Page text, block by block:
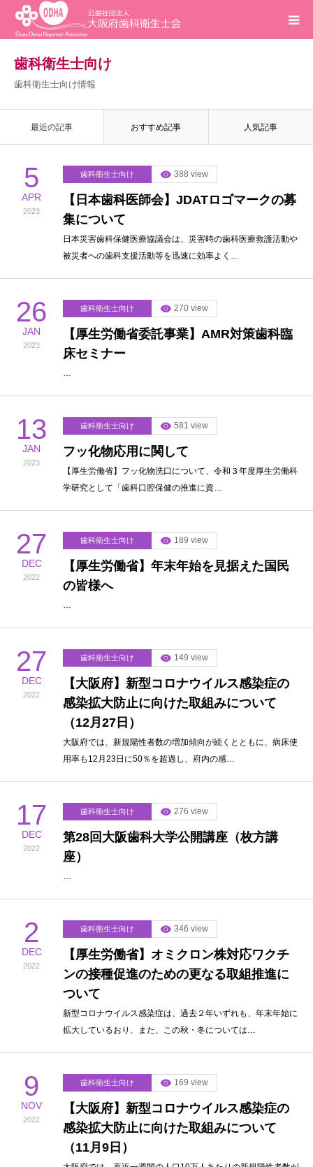
歯科衛生士向け
歯科衛生士向け情報
最近の記事 おすすめ記事 人気記事
5
APR
2023
歯科衛生士向け 388 view
【日本歯科医師会】JDATロゴマークの募
集について
日本災害歯科保健医療協議会は、災害時の歯科医療救護活動や
被災者への歯科支援活動等を迅速に効率よく…
26
JAN
2023
歯科衛生士向け 270 view
【厚⽣労働省委託事業】AMR対策⻭科臨
床セミナー
…
13
JAN
2023
歯科衛生士向け 581 view
フッ化物応用に関して
【厚生労働省】フッ化物洗口について、令和３年度厚生労働科
学研究として「歯科口腔保健の推進に資…
27
DEC
2022
歯科衛生士向け 189 view
【厚生労働省】年末年始を見据えた国民
の皆様へ
…
27
DEC
2022
歯科衛生士向け 149 view
【大阪府】新型コロナウイルス感染症の
感染拡大防止に向けた取組みについて
（12月27日）
大阪府では、新規陽性者数の増加傾向が続くとともに、病床使
用率も12月23日に50％を超過し、府内の感…
17
DEC
2022
歯科衛生士向け 276 view
第28回大阪歯科大学公開講座（枚方講
座）
…
2
DEC
2022
歯科衛生士向け 346 view
【厚生労働省】オミクロン株対応ワクチ
ンの接種促進のための更なる取組推進に
ついて
新型コロナウイルス感染症は、過去２年いずれも、年末年始に
拡大しているおり、また、この秋・冬については…
9
NOV
2022
歯科衛生士向け 169 view
【大阪府】新型コロナウイルス感染症の
感染拡大防止に向けた取組みについて
（11月9日）
ホーム
活動報告
研修会
求人
問合せ